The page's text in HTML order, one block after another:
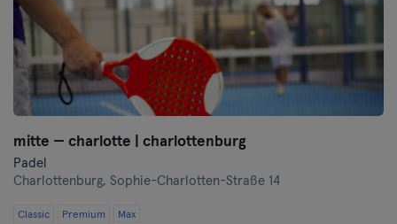
mitte — charlotte | charlottenburg
Padel
Charlottenburg, Sophie-Charlotten-Straße 14
Classic Premium Max